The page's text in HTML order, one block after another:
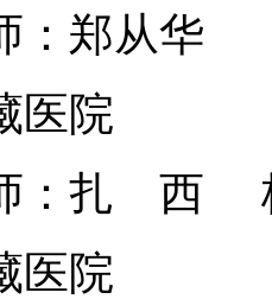
郑从华
院
扎 西
院